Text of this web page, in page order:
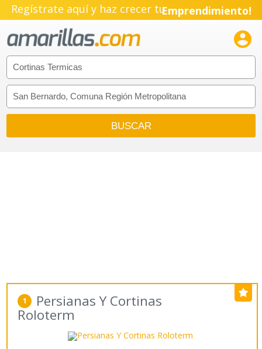
Regístrate aquí y haz crecer tuEmprendimiento!

1 Persianas Y Cortinas
Roloterm